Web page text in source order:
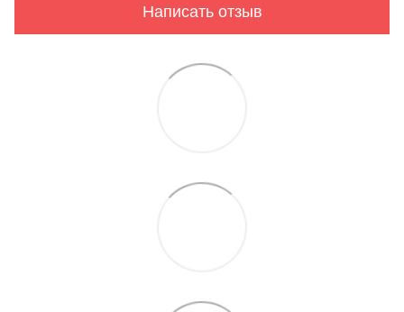
Написать отзыв